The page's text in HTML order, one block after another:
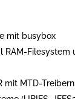
mit busybox
RAM-Filesystem
mit MTD-Treibern